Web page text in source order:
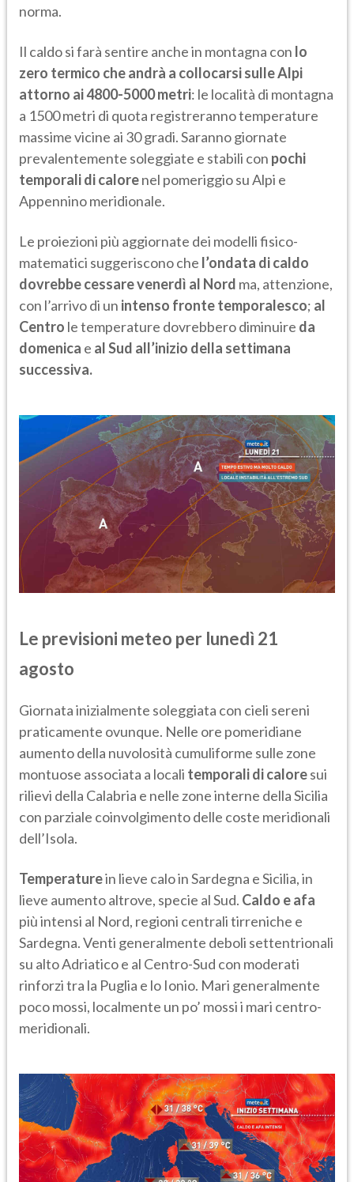
norma.
Il caldo si farà sentire anche in montagna con lo
zero termico che andrà a collocarsi sulle Alpi
attorno ai 4800-5000 metri: le località di montagna
a 1500 metri di quota registreranno temperature
massime vicine ai 30 gradi. Saranno giornate
prevalentemente soleggiate e stabili con pochi
temporali di calorenel pomeriggio su Alpi e
Appennino meridionale.
Le proiezioni più aggiornate dei modelli fisico-
matematici suggeriscono che l’ondata di caldo
dovrebbe cessare venerdì al Nord ma, attenzione,
con l’arrivo di un intenso fronte temporalesco; al
Centro le temperature dovrebbero diminuire da
domenica e al Sud all’inizio della settimana
successiva.
Le previsioni meteo per lunedì 21
agosto
Giornata inizialmente soleggiata con cieli sereni
praticamente ovunque. Nelle ore pomeridiane
aumento della nuvolosità cumuliforme sulle zone
montuose associata a locali temporali di caloresui
rilievi della Calabria e nelle zone interne della Sicilia
con parziale coinvolgimento delle coste meridionali
dell’Isola.
Temperaturein lieve calo in Sardegna e Sicilia, in
lieve aumento altrove, specie al Sud. Caldo e afa
più intensi al Nord, regioni centrali tirreniche e
Sardegna. Venti generalmente deboli settentrionali
su alto Adriatico e al Centro-Sud con moderati
rinforzi tra la Puglia e lo Ionio. Mari generalmente
poco mossi, localmente un po’ mossi i mari centro-
meridionali.